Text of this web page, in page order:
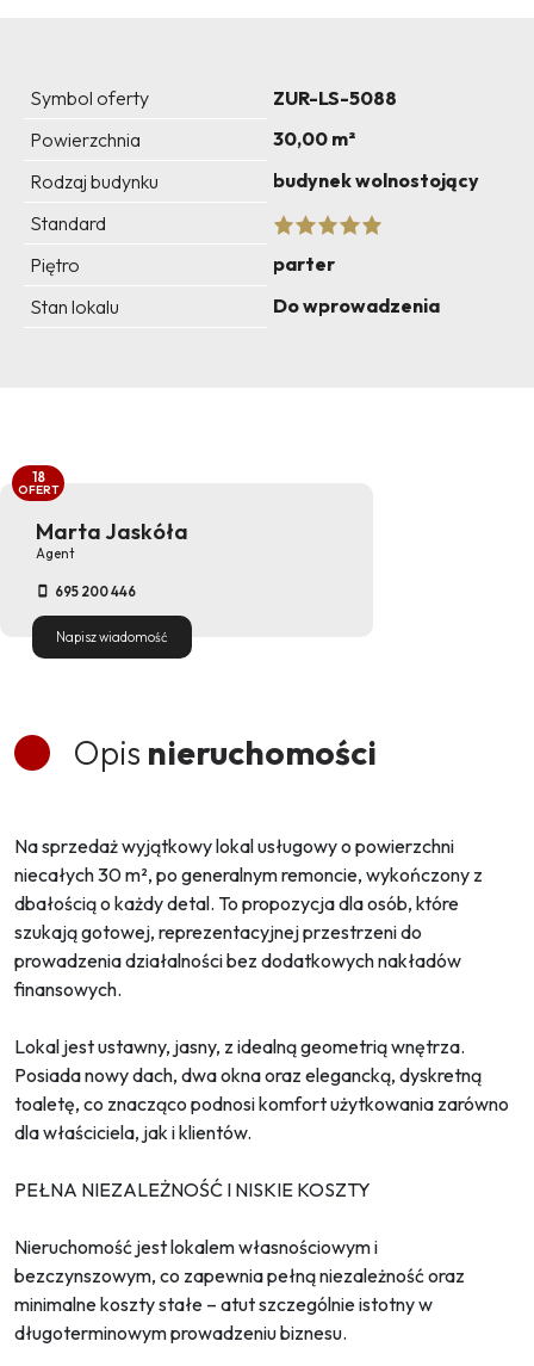
Symbol oferty
ZUR-LS-5088
Powierzchnia
30,00 m²
Rodzaj budynku
budynek wolnostojący
Standard
Piętro
parter
Stan lokalu
Do wprowadzenia
Marta Jaskóła
Agent
695 200 446
Napisz wiadomość
18
OFERT
Opis nieruchomości
Na sprzedaż wyjątkowy lokal usługowy o powierzchni
niecałych 30 m², po generalnym remoncie, wykończony z
dbałością o każdy detal. To propozycja dla osób, które
szukają gotowej, reprezentacyjnej przestrzeni do
prowadzenia działalności bez dodatkowych nakładów
finansowych.
Lokal jest ustawny, jasny, z idealną geometrią wnętrza.
Posiada nowy dach, dwa okna oraz elegancką, dyskretną
toaletę, co znacząco podnosi komfort użytkowania zarówno
dla właściciela, jak i klientów.
PEŁNA NIEZALEŻNOŚĆ I NISKIE KOSZTY
Nieruchomość jest lokalem własnościowym i
bezczynszowym, co zapewnia pełną niezależność oraz
minimalne koszty stałe – atut szczególnie istotny w
długoterminowym prowadzeniu biznesu.